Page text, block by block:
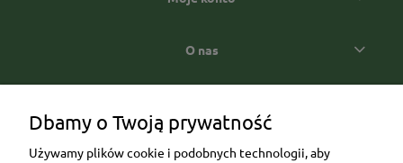
O nas
Dbamy o Twoją prywatność
Używamy plików cookie i podobnych technologii, aby